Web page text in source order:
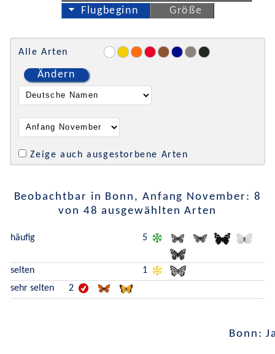
Flugbeginn
Größe
Alle Arten
Ändern
Zeige auch ausgestorbene Arten
Beobachtbar in Bonn, Anfang November: 8
von 48 ausgewählten Arten
häufig 5
selten
1
sehr selten
2
Bonn: